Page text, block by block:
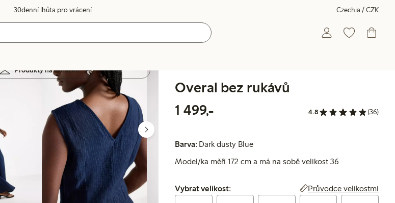
30denní lhůta pro vrácení Czechia / CZK
Produkty na obrázku
Overal bez rukávů
1 499,-
4.8 (36)
Barva: Dark dusty Blue
Model/ka měří 172 cm a má na sobě velikost 36
Vybrat velikost:
Vybrat velikost: Průvodce velikostmi